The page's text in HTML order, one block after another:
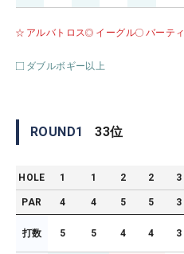
アルバトロス イーグル バーティ
ダブルボギー以上
ROUND1 33位
HOLE 1 1 2 2 3
PAR 4 4 5 5 3
打数 5 5 4 4 3